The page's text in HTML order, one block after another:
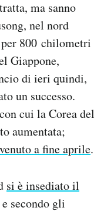
ma sanno
nel nord
per 800 chilometri
Giappone,
di ieri quindi,
un successo.
cui la Corea del
aumentata;
a fine aprile.
si è insediato il
secondo gli